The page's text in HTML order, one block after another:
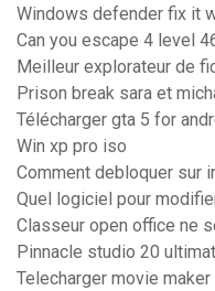
Windows defender fix it
Can you escape 4 level
Meilleur explorateur de
Prison break sara et
Télécharger gta 5 for
Win xp pro iso
Comment debloquer sur
Quel logiciel pour
Classeur open office ne
Pinnacle studio 20
Telecharger movie